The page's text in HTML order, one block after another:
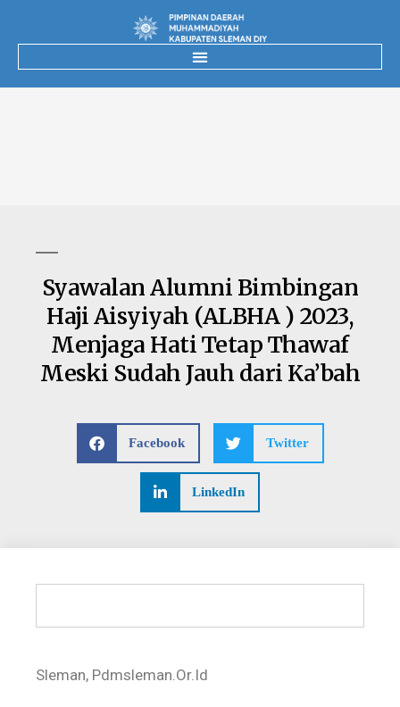
Syawalan Alumni Bimbingan
Haji Aisyiyah (ALBHA ) 2023,
Menjaga Hati Tetap Thawaf
Meski Sudah Jauh dari Ka’bah
Facebook Twitter
LinkedIn
Sleman, Pdmsleman.Or.Id